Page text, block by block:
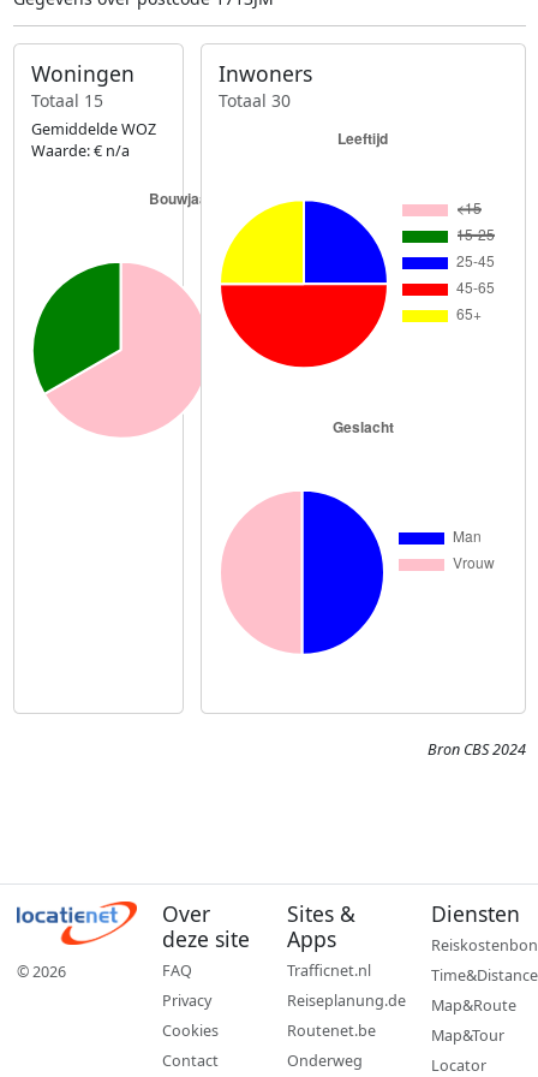
Woningen
Totaal 15
Gemiddelde WOZ
Waarde: € n/a
Inwoners
Totaal 30
Bron CBS 2024
© 2026
Over
deze site
FAQ
Privacy
Cookies
Contact
Sites &
Apps
Trafficnet.nl
Reiseplanung.de
Routenet.be
Onderweg
Diensten
Reiskostenbon
Time&Distance
Map&Route
Map&Tour
Locator